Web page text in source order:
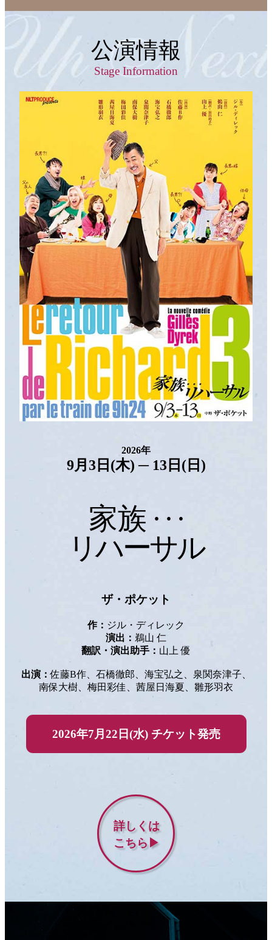
公演情報
Stage Information
2026年
9月3日(木) ─ 13日(日)
家族 · · ·
リハーサル
ザ・ポケット
作： ジル・ディレック
演出： 鵜山 仁
翻訳・演出助手： 山上 優
出演：佐藤B作、石橋徹郎、海宝弘之、 泉関奈津子、
南保大樹、 梅田彩佳、 茜屋日海夏、 雛形羽衣
2026年7月22日(水) チケット発売
詳しくは
こちら▶︎